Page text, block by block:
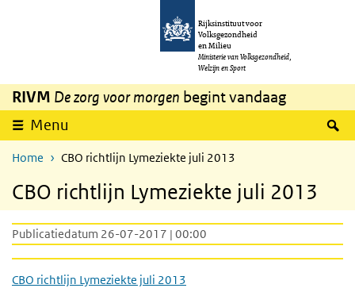
Overslaan en naar de inhoud gaan
Rijksinstituut voor
Volksgezondheid
en Milieu
Ministerie van Volksgezondheid,
Welzijn en Sport
RIVM De zorg voor morgen begint vandaag
Menu
Home CBO richtlijn Lymeziekte juli 2013
CBO richtlijn Lymeziekte juli 2013
Publicatiedatum 26-07-2017 | 00:00
CBO richtlijn Lymeziekte juli 2013